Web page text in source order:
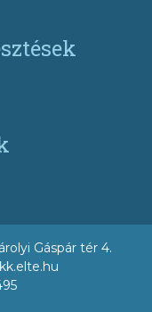
Gáspár tér 4.